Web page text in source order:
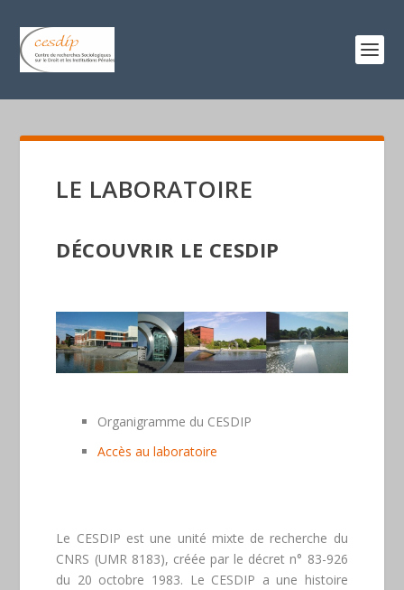
LE LABORATOIRE
DÉCOUVRIR LE CESDIP
Organigramme du CESDIP
Accès au laboratoire
Le CESDIP est une unité mixte de recherche du
CNRS (UMR 8183), créée par le décret n° 83-926
du 20 octobre 1983. Le CESDIP a une histoire